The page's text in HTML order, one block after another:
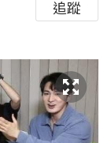
追蹤